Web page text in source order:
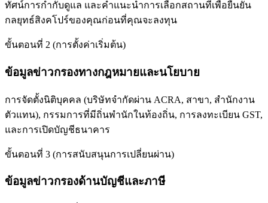
ทัศน์การกำกับดูแล และคำแนะนำการเลือกสถานที่เพื่อยืนยัน
กลยุทธ์สิงคโปร์ของคุณก่อนที่คุณจะลงทุน
ขั้นตอนที่ 2 (การตั้งค่าเริ่มต้น)
ข้อมูลข่าวกรองทางกฎหมายและนโยบาย
การจัดตั้งนิติบุคคล (บริษัทจำกัดผ่าน ACRA, สาขา, สำนักงาน
ตัวแทน), กรรมการที่มีถิ่นพำนักในท้องถิ่น, การลงทะเบียน GST,
และการเปิดบัญชีธนาคาร
ขั้นตอนที่ 3 (การสนับสนุนการเปลี่ยนผ่าน)
ข้อมูลข่าวกรองด้านบัญชีและภาษี